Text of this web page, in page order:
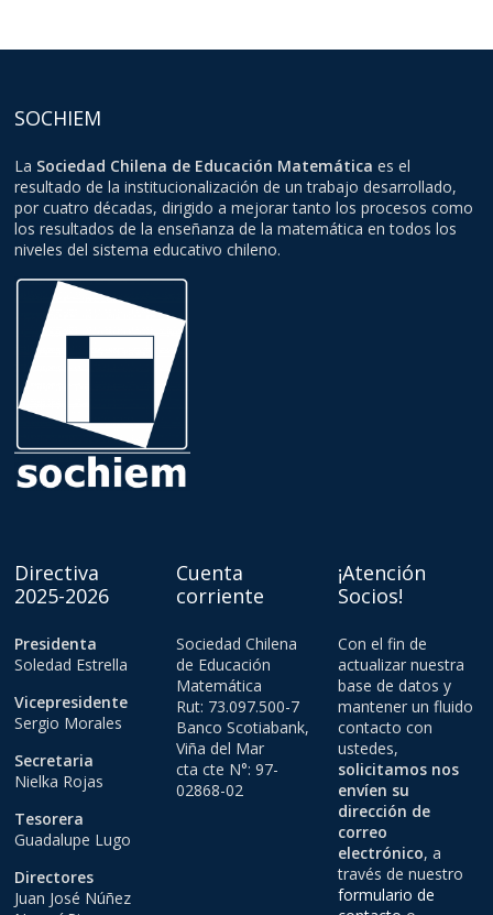
SOCHIEM
La Sociedad Chilena de Educación Matemática es el
resultado de la institucionalización de un trabajo desarrollado,
por cuatro décadas, dirigido a mejorar tanto los procesos como
los resultados de la enseñanza de la matemática en todos los
niveles del sistema educativo chileno.
Directiva
2025-2026
Presidenta
Soledad Estrella
Vicepresidente
Sergio Morales
Secretaria
Nielka Rojas
Tesorera
Guadalupe Lugo
Directores
Juan José Núñez
Cuenta
corriente
Sociedad Chilena
de Educación
Matemática
Rut: 73.097.500-7
Banco Scotiabank,
Viña del Mar
cta cte N°: 97-
02868-02
¡Atención
Socios!
Con el fin de
actualizar nuestra
base de datos y
mantener un fluido
contacto con
ustedes,
solicitamos nos
envíen su
dirección de
correo
electrónico, a
través de nuestro
formulario de